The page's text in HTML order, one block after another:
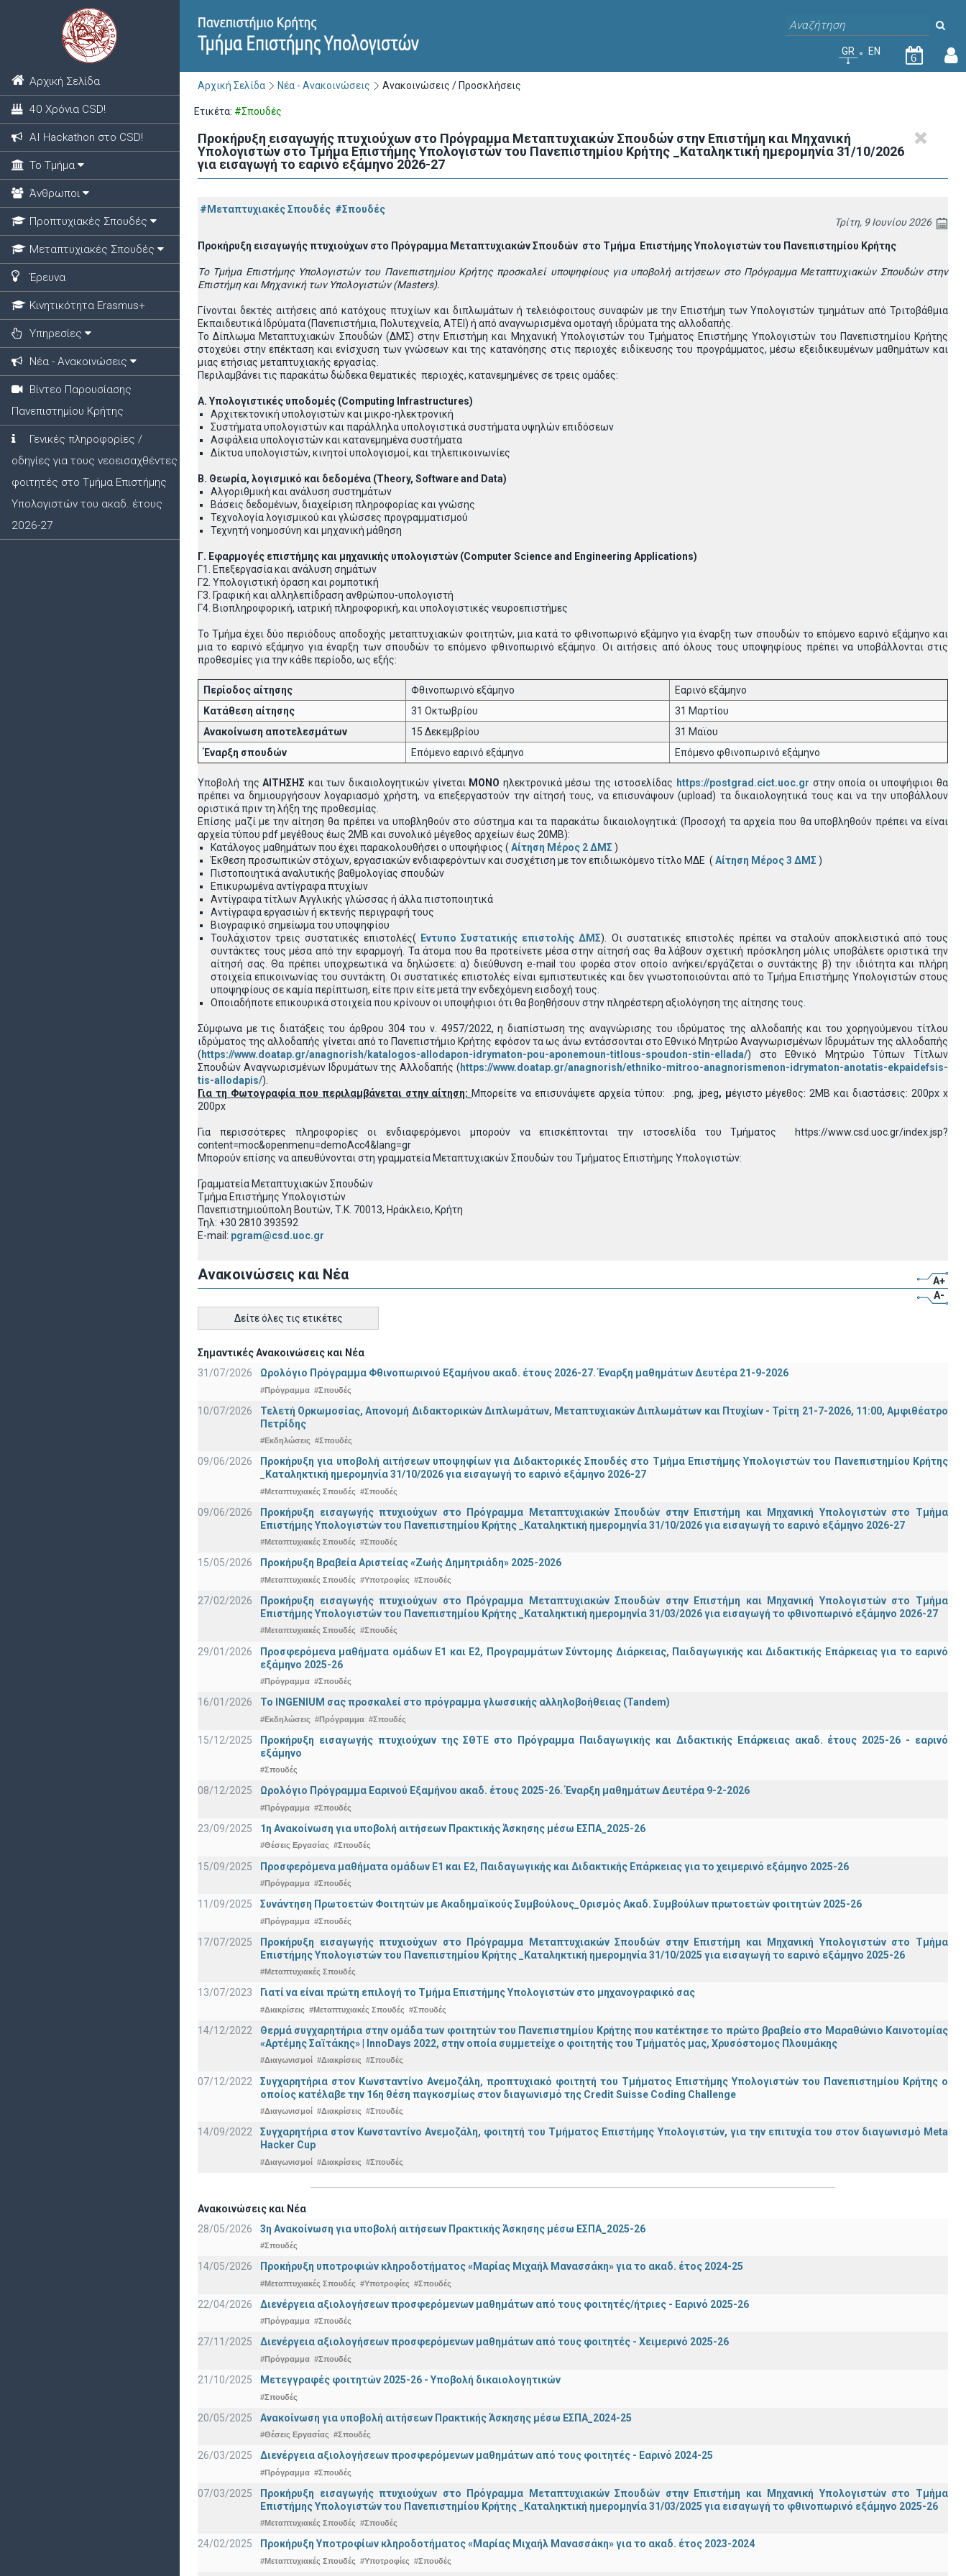
Αρχική Σελίδα
40 Χρόνια CSD!
ΑΙ Hackathon στο CSD!
Το Τμήμα
Άνθρωποι
Προπτυχιακές Σπουδές
Μεταπτυχιακές Σπουδές
Έρευνα
Κινητικότητα Erasmus+
Υπηρεσίες
Νέα - Ανακοινώσεις
Βίντεο Παρουσίασης
Πανεπιστημίου Κρήτης
Γενικές πληροφορίες /
οδηγίες για τους νεοεισαχθέντες
φοιτητές στο Τμήμα Επιστήμης
Υπολογιστών του ακαδ. έτους
2026-27
GR EN
6
Αρχική Σελίδα Νέα - Ανακοινώσεις Ανακοινώσεις / Προσκλήσεις
Ετικέτα: #Σπουδές
Προκήρυξη εισαγωγής πτυχιούχων στo Πρόγραμμα Μεταπτυχιακών Σπουδών στην Επιστήμη και Μηχανική
Υπολογιστών στο Τμήμα Eπιστήμης Υπολογιστών του Πανεπιστημίου Κρήτης _Καταληκτική ημερομηνία 31/10/2026
για εισαγωγή το εαρινό εξάμηνο 2026-27
#Μεταπτυχιακές Σπουδές #Σπουδές
Τρίτη, 9 Ιουνίου 2026
Προκήρυξη εισαγωγής πτυχιούχων στo Πρόγραμμα Μεταπτυχιακών Σπουδών στο Τμήμα Eπιστήμης Υπολογιστών του Πανεπιστημίου Κρήτης
Tο Tμήμα Επιστήμης Υπολογιστών του Πανεπιστημίου Κρήτης προσκαλεί υποψηφίους για υποβολή αιτήσεων στο Πρόγραμμα Μεταπτυχιακών Σπουδών στην
Επιστήμη και Μηχανική των Υπολογιστών (Masters).
Γίνονται δεκτές αιτήσεις από κατόχους πτυχίων και διπλωμάτων ή τελειόφοιτους συναφών με την Επιστήμη των Υπολογιστών τμημάτων από Τριτοβάθμια
Εκπαιδευτικά Ιδρύματα (Πανεπιστήμια, Πολυτεχνεία, ΑΤΕΙ) ή από αναγνωρισμένα ομοταγή ιδρύματα της αλλοδαπής.
To Δίπλωμα Μεταπτυχιακών Σπουδών (ΔΜΣ) στην Επιστήμη και Μηχανική Υπολογιστών του Τμήματος Επιστήμης Υπολογιστών του Πανεπιστημίου Κρήτης
στοχεύει στην επέκταση και ενίσχυση των γνώσεων και της κατανόησης στις περιοχές ειδίκευσης του προγράμματος, μέσω εξειδικευμένων μαθημάτων και
μιας ετήσιας μεταπτυχιακής εργασίας.
Περιλαμβάνει τις παρακάτω δώδεκα θεματικές περιοχές, κατανεμημένες σε τρεις ομάδες:
Α. Υπολογιστικές υποδομές (Computing Infrastructures)
Αρχιτεκτονική υπολογιστών και μικρο-ηλεκτρονική
Συστήματα υπολογιστών και παράλληλα υπολογιστικά συστήματα υψηλών επιδόσεων
Ασφάλεια υπολογιστών και κατανεμημένα συστήματα
Δίκτυα υπολογιστών, κινητοί υπολογισμοί, και τηλεπικοινωνίες
Β. Θεωρία, λογισμικό και δεδομένα (Theory, Software and Data)
Αλγοριθμική και ανάλυση συστημάτων
Βάσεις δεδομένων, διαχείριση πληροφορίας και γνώσης
Τεχνολογία λογισμικού και γλώσσες προγραμματισμού
Τεχνητή νοημοσύνη και μηχανική μάθηση
Γ. Εφαρμογές επιστήμης και μηχανικής υπολογιστών (Computer Scienceand Engineering Applications)
Γ1. Επεξεργασία και ανάλυση σημάτων
Γ2. Υπολογιστική όραση και ρομποτική
Γ3. Γραφική και αλληλεπίδραση ανθρώπου-υπολογιστή
Γ4. Βιοπληροφορική, ιατρική πληροφορική, και υπολογιστικές νευροεπιστήμες
Το Τμήμα έχει δύο περιόδους αποδοχής μεταπτυχιακών φοιτητών, μια κατά το φθινοπωρινό εξάμηνο για έναρξη των σπουδών το επόμενο εαρινό εξάμηνο και
μια το εαρινό εξάμηνο για έναρξη των σπουδών το επόμενο φθινοπωρινό εξάμηνο. Οι αιτήσεις από όλους τους υποψηφίους πρέπει να υποβάλλονται στις
προθεσμίες για την κάθε περίοδο, ως εξής:
Περίοδος αίτησης Φθινοπωρινό εξάμηνο
Εαρινό εξάμηνο
Κατάθεση αίτησης
31 Οκτωβρίου
31 Μαρτίου
Ανακοίνωση αποτελεσμάτων
15 Δεκεμβρίου
31 Μαϊου
Έναρξη σπουδών
Επόμενο εαρινό εξάμηνο Επόμενο φθινοπωρινό εξάμηνο
Υποβολή τηςΑΙΤΗΣΗΣ και των δικαιολογητικών γίνεται MONO ηλεκτρονικά μέσω της ιστοσελίδας https://postgrad.cict.uoc.gr στην οποία οι υποψήφιοι θα
πρέπει να δημιουργήσουν λογαριασμό χρήστη, να επεξεργαστούν την αίτησή τους, να επισυνάψουν (upload) τα δικαιολογητικά τους και να την υποβάλλουν
οριστικά πριν τη λήξη της προθεσμίας.
Επίσης μαζί με την αίτηση θα πρέπει να υποβληθούν στο σύστημα και τα παρακάτω δικαιολογητικά: (Προσοχή τα αρχεία που θα υποβληθούν πρέπει να είναι
αρχεία τύπου pdf μεγέθους έως 2ΜΒ και συνολικό μέγεθος αρχείων έως 20ΜΒ):
Κατάλογος μαθημάτων που έχει παρακολουθήσει ο υποψήφιος ( Αίτηση Μέρος 2 ΔΜΣ )
Έκθεση προσωπικών στόχων, εργασιακών ενδιαφερόντων και συσχέτιση με τον επιδιωκόμενο τίτλο ΜΔΕ ( Αίτηση Μέρος 3 ΔΜΣ )
Πιστοποιητικά αναλυτικής βαθμολογίας σπουδών
Επικυρωμένα αντίγραφα πτυχίων
Αντίγραφα τίτλων Αγγλικής γλώσσας ή άλλα πιστοποιητικά
Αντίγραφα εργασιών ή εκτενής περιγραφή τους
Βιογραφικό σημείωμα του υποψηφίου
Τουλάχιστον τρεις συστατικές επιστολές(
Εντυπο Συστατικής επιστολής ΔΜΣ). Οι συστατικές επιστολές πρέπει να σταλούν αποκλειστικά από τους
συντάκτες τους μέσα από την εφαρμογή. Τα άτομα που θα προτείνετε μέσα στην αίτησή σας θα λάβουν σχετική πρόσκληση μόλις υποβάλετε οριστικά την
αίτησή σας. Θα πρέπει υποχρεωτικά να δηλώσετε: α) διεύθυνση e-mail του φορέα στον οποίο ανήκει/εργάζεται ο συντάκτης β) την ιδιότητα και πλήρη
στοιχεία επικοινωνίας του συντάκτη. Οι συστατικές επιστολές είναι εμπιστευτικές και δεν γνωστοποιούνται από το Τμήμα Επιστήμης Υπολογιστών στους
υποψηφίους σε καμία περίπτωση, είτε πριν είτε μετά την ενδεχόμενη εισδοχή τους.
Οποιαδήποτε επικουρικά στοιχεία που κρίνουν οι υποψήφιοι ότι θα βοηθήσουν στην πληρέστερη αξιολόγηση της αίτησης τους.
Σύμφωνα με τις διατάξεις του άρθρου 304 του ν. 4957/2022, η διαπίστωση της αναγνώρισης του ιδρύματος της αλλοδαπής και του χορηγούμενου τίτλου
ιδρύματος της αλλοδαπής γίνεται από το Πανεπιστήμιο Κρήτης εφόσον τα ως άνω εντάσσονται στο Εθνικό Μητρώο Αναγνωρισμένων Ιδρυμάτων της αλλοδαπής
( https://www.doatap.gr/anagnorish/katalogos-allodapon-idrymaton-pou-aponemoun-titlous-spoudon-stin-ellada/) στο Εθνικό Μητρώο Τύπων Τίτλων
Σπουδών Αναγνωρισμένων Ιδρυμάτων της Αλλοδαπής ( https://www.doatap.gr/anagnorish/ethniko-mitroo-anagnorismenon-idrymaton-anotatis-ekpaidefsis-
tis-allodapis/).
Για τη Φωτογραφία που περιλαμβάνεται στην αίτηση: Μπορείτε να επισυνάψετε αρχεία τύπου: .png, .jpeg, μέγιστο μέγεθος: 2MB και διαστάσεις: 200px x
200px
Για περισσότερες πληροφορίες οι ενδιαφερόμενοι μπορούν να επισκέπτονται την ιστοσελίδα του Τμήματος https://www.csd.uoc.gr/index.jsp?
content=moc&openmenu=demoAcc4&lang=gr
Μπορούν επίσης να απευθύνονται στη γραμματεία Μεταπτυχιακών Σπουδών του Τμήματος Επιστήμης Υπολογιστών:
Γραμματεία Μεταπτυχιακών Σπουδών
Τμήμα Επιστήμης Υπολογιστών
Πανεπιστημιούπολη Βουτών, Τ.Κ. 70013, Ηράκλειο, Κρήτη
Τηλ: +30 2810 393592
E-mail: pgram@csd.uoc.gr
Ανακοινώσεις και Νέα
A+
A-
Δείτε όλες τις ετικέτες
Σημαντικές Ανακοινώσεις και Νέα
31/07/2026
Ωρολόγιο Πρόγραμμα Φθινοπωρινού Εξαμήνου ακαδ. έτους 2026-27. Έναρξη μαθημάτων Δευτέρα 21-9-2026
#Πρόγραμμα #Σπουδές
10/07/2026
Τελετή Ορκωμοσίας, Απονομή Διδακτορικών Διπλωμάτων, Μεταπτυχιακών Διπλωμάτων και Πτυχίων - Τρίτη 21-7-2026, 11:00, Αμφιθέατρο
Πετρίδης
#Εκδηλώσεις #Σπουδές
09/06/2026
Προκήρυξη για υποβολή αιτήσεων υποψηφίων για Διδακτορικές Σπουδές στο Τμήμα Eπιστήμης Υπολογιστών του Πανεπιστημίου Κρήτης
_Καταληκτική ημερομηνία 31/10/2026 για εισαγωγή το εαρινό εξάμηνο 2026-27
#Μεταπτυχιακές Σπουδές #Σπουδές
09/06/2026
Προκήρυξη εισαγωγής πτυχιούχων στo Πρόγραμμα Μεταπτυχιακών Σπουδών στην Επιστήμη και Μηχανική Υπολογιστών στο Τμήμα
Eπιστήμης Υπολογιστών του Πανεπιστημίου Κρήτης _Καταληκτική ημερομηνία 31/10/2026 για εισαγωγή το εαρινό εξάμηνο 2026-27
#Μεταπτυχιακές Σπουδές #Σπουδές
15/05/2026 Προκήρυξη Βραβεία Αριστείας «Ζωής Δημητριάδη» 2025-2026
#Μεταπτυχιακές Σπουδές #Υποτροφίες #Σπουδές
27/02/2026
Προκήρυξη εισαγωγής πτυχιούχων στo Πρόγραμμα Μεταπτυχιακών Σπουδών στην Επιστήμη και Μηχανική Υπολογιστών στο Τμήμα
Eπιστήμης Υπολογιστών του Πανεπιστημίου Κρήτης _Καταληκτική ημερομηνία 31/03/2026 για εισαγωγή το φθινοπωρινό εξάμηνο 2026-27
#Μεταπτυχιακές Σπουδές #Σπουδές
29/01/2026
Προσφερόμενα μαθήματα ομάδων Ε1 και Ε2, Προγραμμάτων Σύντομης Διάρκειας, Παιδαγωγικής και Διδακτικής Επάρκειας για το εαρινό
εξάμηνο 2025-26
#Πρόγραμμα #Σπουδές
16/01/2026 Το INGENIUM σας προσκαλεί στο πρόγραμμα γλωσσικής αλληλοβοήθειας (Tandem)
#Εκδηλώσεις #Πρόγραμμα #Σπουδές
15/12/2025
Προκήρυξη εισαγωγής πτυχιούχων της ΣΘΤΕ στο Πρόγραμμα Παιδαγωγικής και Διδακτικής Επάρκειας ακαδ. έτους 2025-26 - εαρινό
εξάμηνο
#Σπουδές
08/12/2025 Ωρολόγιο Πρόγραμμα Εαρινού Εξαμήνου ακαδ. έτους 2025-26. Έναρξη μαθημάτων Δευτέρα 9-2-2026
#Πρόγραμμα #Σπουδές
23/09/2025 1η Ανακοίνωση για υποβολή αιτήσεων Πρακτικής Άσκησης μέσω ΕΣΠΑ_2025-26
#Θέσεις Εργασίας #Σπουδές
15/09/2025 Προσφερόμενα μαθήματα ομάδων Ε1 και Ε2, Παιδαγωγικής και Διδακτικής Επάρκειας για το χειμερινό εξάμηνο 2025-26
#Πρόγραμμα #Σπουδές
11/09/2025 Συνάντηση Πρωτοετών Φοιτητών με Ακαδημαϊκούς Συμβούλους_Ορισμός Ακαδ. Συμβούλων πρωτοετών φοιτητών 2025-26
#Πρόγραμμα #Σπουδές
17/07/2025
Προκήρυξη εισαγωγής πτυχιούχων στo Πρόγραμμα Μεταπτυχιακών Σπουδών στην Επιστήμη και Μηχανική Υπολογιστών στο Τμήμα
Eπιστήμης Υπολογιστών του Πανεπιστημίου Κρήτης _Καταληκτική ημερομηνία 31/10/2025 για εισαγωγή το εαρινό εξάμηνο 2025-26
#Μεταπτυχιακές Σπουδές
13/07/2023 Γιατί να είναι πρώτη επιλογή το Τμήμα Επιστήμης Υπολογιστών στο μηχανογραφικό σας
#Διακρίσεις #Μεταπτυχιακές Σπουδές #Σπουδές
14/12/2022
Θερμά συγχαρητήρια στην ομάδα των φοιτητών του Πανεπιστημίου Κρήτης που κατέκτησε το πρώτο βραβείο στο Μαραθώνιο Καινοτομίας
«Αρτέμης Σαϊτάκης» | InnoDays 2022, στην οποία συμμετείχε ο φοιτητής του Τμήματός μας, Χρυσόστομος Πλουμάκης
#Διαγωνισμοί #Διακρίσεις #Σπουδές
07/12/2022
Συγχαρητήρια στον Κωνσταντίνο Ανεμοζάλη, προπτυχιακό φοιτητή του Τμήματος Επιστήμης Υπολογιστών του Πανεπιστημίου Κρήτης ο
οποίος κατέλαβε την 16η θέση παγκοσμίως στον διαγωνισμό της Credit Suisse Coding Challenge
#Διαγωνισμοί #Διακρίσεις #Σπουδές
14/09/2022
Συγχαρητήρια στον Κωνσταντίνο Ανεμοζάλη, φοιτητή του Τμήματος Επιστήμης Υπολογιστών, για την επιτυχία του στον διαγωνισμό Meta
Hacker Cup
#Διαγωνισμοί #Διακρίσεις #Σπουδές
Ανακοινώσεις και Νέα
28/05/2026
3η Ανακοίνωση για υποβολή αιτήσεων Πρακτικής Άσκησης μέσω ΕΣΠΑ_2025-26
#Σπουδές
14/05/2026 Προκήρυξη υποτροφιών κληροδοτήματος «Μαρίας Μιχαήλ Μανασσάκη» για το ακαδ. έτος 2024-25
#Μεταπτυχιακές Σπουδές #Υποτροφίες #Σπουδές
22/04/2026 Διενέργεια αξιολογήσεων προσφερόμενων μαθημάτων από τους φοιτητές/ήτριες - Εαρινό 2025-26
#Πρόγραμμα #Σπουδές
27/11/2025 Διενέργεια αξιολογήσεων προσφερόμενων μαθημάτων από τους φοιτητές - Χειμερινό 2025-26
#Πρόγραμμα #Σπουδές
21/10/2025 Μετεγγραφές φοιτητών 2025-26 - Υποβολή δικαιολογητικών
#Σπουδές
20/05/2025 Ανακοίνωση για υποβολή αιτήσεων Πρακτικής Άσκησης μέσω ΕΣΠΑ_2024-25
#Θέσεις Εργασίας #Σπουδές
26/03/2025 Διενέργεια αξιολογήσεων προσφερόμενων μαθημάτων από τους φοιτητές - Εαρινό 2024-25
#Πρόγραμμα #Σπουδές
07/03/2025
Προκήρυξη εισαγωγής πτυχιούχων στo Πρόγραμμα Μεταπτυχιακών Σπουδών στην Επιστήμη και Μηχανική Υπολογιστών στο Τμήμα
Eπιστήμης Υπολογιστών του Πανεπιστημίου Κρήτης _Καταληκτική ημερομηνία 31/03/2025 για εισαγωγή το φθινοπωρινό εξάμηνο 2025-26
#Μεταπτυχιακές Σπουδές #Σπουδές
24/02/2025 Προκήρυξη Υποτροφίων κληροδοτήματος «Μαρίας Μιχαήλ Μανασσάκη» για το ακαδ. έτος 2023-2024
#Μεταπτυχιακές Σπουδές #Υποτροφίες #Σπουδές